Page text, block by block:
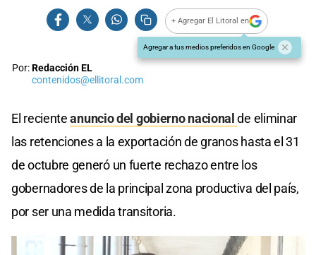
+ Agregar El Litoral en
Agregar a tus medios preferidos en Google
Por:Redacción EL
contenidos@ellitoral.com
El recienteanuncio del gobierno nacionalde eliminar
las retenciones a la exportación de granos hasta el 31
de octubre generó un fuerte rechazo entre los
gobernadores de la principal zona productiva del país,
por ser una medida transitoria.